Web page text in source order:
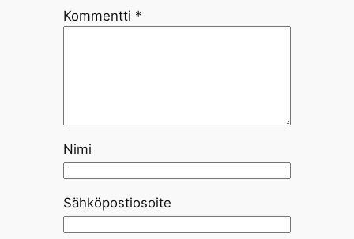
Kommentti *
Nimi
Sähköpostiosoite